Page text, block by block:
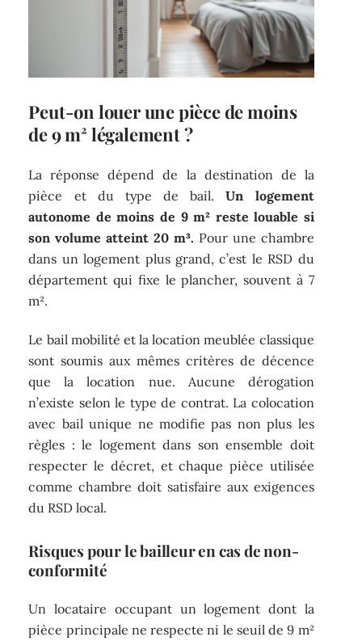
Peut-on louer une pièce de moins
de 9 m² légalement ?
La réponse dépend de la destination de la
pièce et du type de bail.Un logement
autonome de moins de 9 m² reste louable si
son volume atteint 20 m³. Pour une chambre
dans un logement plus grand, c’est le RSD du
département qui fixe le plancher, souvent à 7
m².
Le bail mobilité et la location meublée classique
sont soumis aux mêmes critères de décence
que la location nue. Aucune dérogation
n’existe selon le type de contrat. La colocation
avec bail unique ne modifie pas non plus les
règles : le logement dans son ensemble doit
respecter le décret, et chaque pièce utilisée
comme chambre doit satisfaire aux exigences
du RSD local.
Risques pour le bailleur en cas de non-
conformité
Un locataire occupant un logement dont la
pièce principale ne respecte ni le seuil de 9 m²